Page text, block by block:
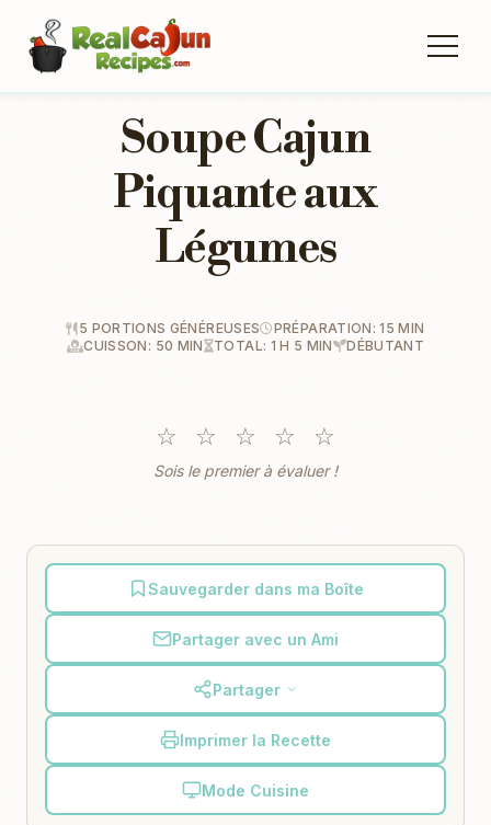
Soupe Cajun
Piquante aux
Légumes
5 PORTIONS GÉNÉREUSES
PRÉPARATION: 15 MIN
CUISSON: 50 MIN
TOTAL: 1 H 5 MIN DÉBUTANT
☆ ☆ ☆ ☆ ☆
Sois le premier à évaluer !
Sauvegarder dans ma Boîte
Partager avec un Ami
Partager
Imprimer la Recette
Mode Cuisine